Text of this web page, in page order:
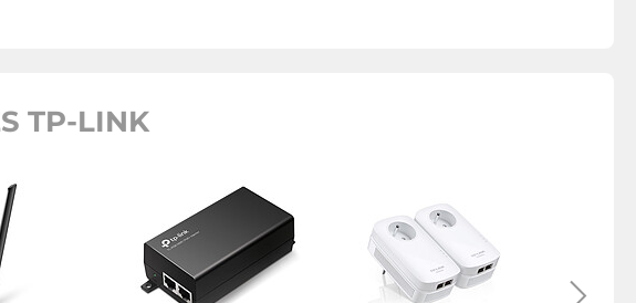
TP-LINK